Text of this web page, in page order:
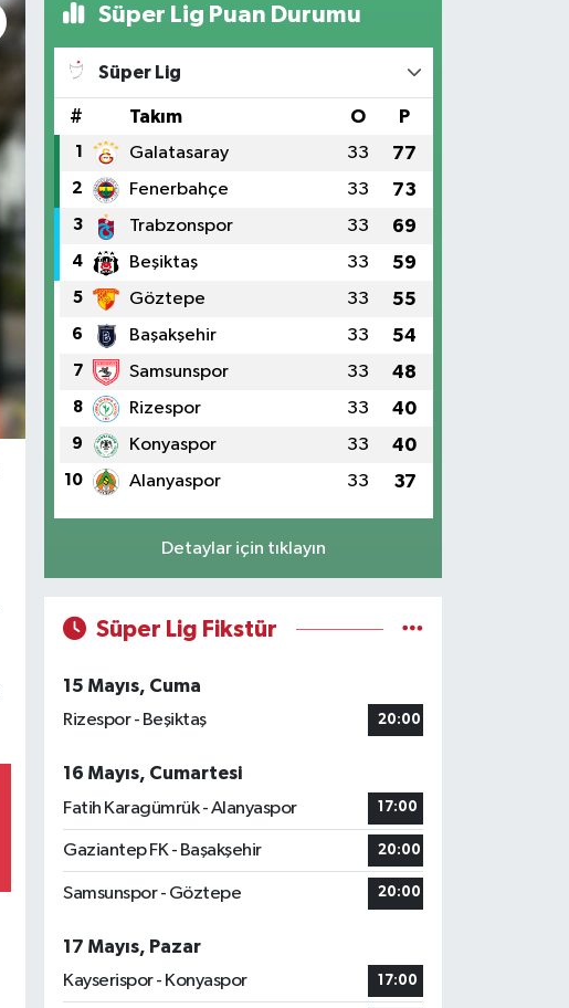
Süper Lig Puan Durumu
Süper Lig
# Takım O P
1 Galatasaray 33 77
2 Fenerbahçe 33 73
3 Trabzonspor 33 69
4 Beşiktaş 33 59
5 Göztepe 33 55
6 Başakşehir 33 54
7 Samsunspor 33 48
8 Rizespor 33 40
9 Konyaspor 33 40
10 Alanyaspor 33 37
Detaylar için tıklayın
Süper Lig Fikstür
15 Mayıs, Cuma
Rizespor - Beşiktaş
20:00
16 Mayıs, Cumartesi
Fatih Karagümrük - Alanyaspor
17:00
Gaziantep FK - Başakşehir 20:00
Samsunspor - Göztepe 20:00
17 Mayıs, Pazar
Kayserispor - Konyaspor
17:00